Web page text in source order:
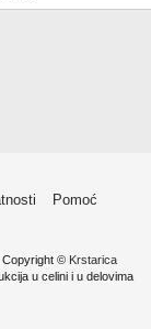
Pomoć
Copyright © Krstarica
u celini i u delovima